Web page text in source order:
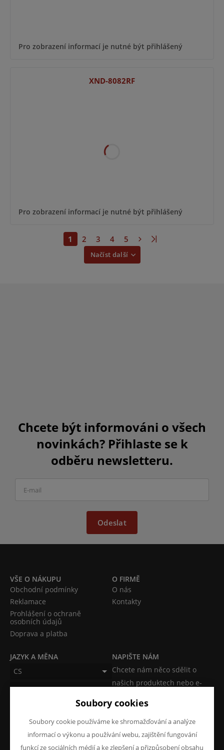
Pro zobrazení informací je nutné být přihlášený
XND-8082RF
Pro zobrazení informací je nutné být přihlášený
Načíst další
1 2 3 4 5
Chcete být informováni o všech
novinkách? Přihlaste se k
odběru newsletteru.
Odeslat
VŠE O NÁKUPU
Obchodní podmínky
Reklamace
Prohlášení o ochraně
osobních údajů
Doprava a platba
O FIRMĚ
O nás
Kontakty
JAZYK A MĚNA
CS
CZK (Kč)
NAPIŠTE NÁM
Chcete nám něco sdělit o
našich produktech nebo e-
Soubory cookies
Soubory cookie používáme ke shromažďování a analýze
informací o výkonu a používání webu, zajištění fungování
funkcí ze sociálních médií a ke zlepšení a přizpůsobení obsahu